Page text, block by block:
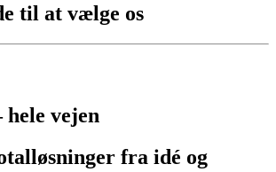
til at vælge os
vejen
fra idé og